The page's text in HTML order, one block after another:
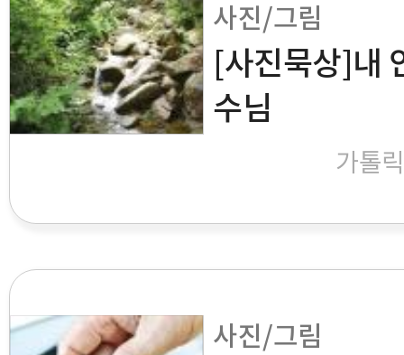
사진/그림
[사진묵상]내
수님
가톨
사진/그림